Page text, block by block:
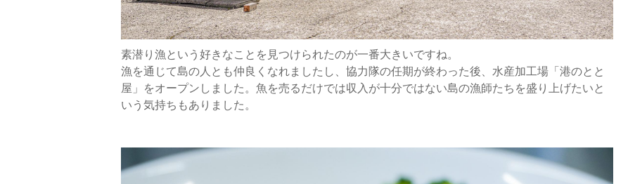
素潜り漁という好きなことを見つけられたのが一番大きいですね。
漁を通じて島の人とも仲良くなれましたし、協力隊の任期が終わった後、水産加工場「港のとと
屋」をオープンしました。魚を売るだけでは収入が十分ではない島の漁師たちを盛り上げたいと
いう気持ちもありました。